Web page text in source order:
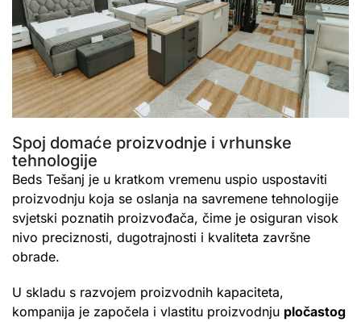
Spoj domaće proizvodnje i vrhunske
tehnologije
Beds Tešanj je u kratkom vremenu uspio uspostaviti
proizvodnju koja se oslanja na savremene tehnologije
svjetski poznatih proizvođača, čime je osiguran visok
nivo preciznosti, dugotrajnosti i kvaliteta završne
obrade.
U skladu s razvojem proizvodnih kapaciteta,
kompanija je započela i vlastitu proizvodnju pločastog